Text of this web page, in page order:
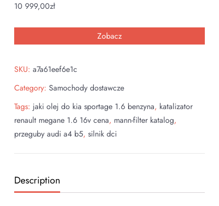
10 999,00zł
Zobacz
SKU: a7a61eef6e1c
Category: Samochody dostawcze
Tags: jaki olej do kia sportage 1.6 benzyna, katalizator
renault megane 1.6 16v cena, mann-filter katalog,
przeguby audi a4 b5, silnik dci
Description